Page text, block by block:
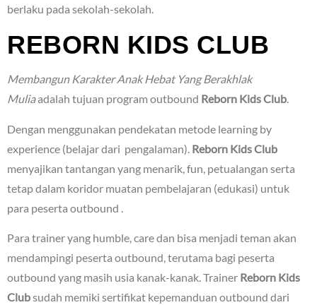
berlaku pada sekolah-sekolah.
REBORN KIDS CLUB
Membangun Karakter Anak Hebat Yang Berakhlak
Muliaadalah tujuan program outbound Reborn Kids Club.
Dengan menggunakan pendekatan metode learning by
experience (belajar dari pengalaman). Reborn Kids Club
menyajikan tantangan yang menarik, fun, petualangan serta
tetap dalam koridor muatan pembelajaran (edukasi) untuk
para peserta outbound .
Para trainer yang humble, care dan bisa menjadi teman akan
mendampingi peserta outbound, terutama bagi peserta
outbound yang masih usia kanak-kanak. Trainer Reborn Kids
Clubsudah memiki sertifikat kepemanduan outbound dari